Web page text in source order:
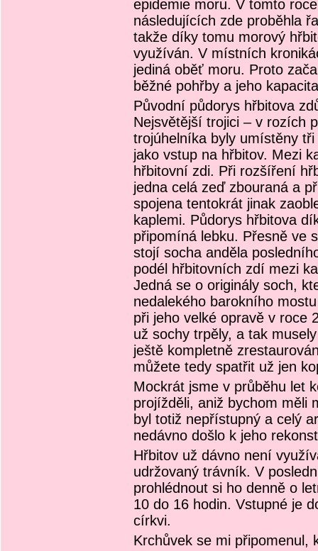
epidemie moru. V tomto
následujících zde proběhla
takže díky tomu morový
využíván. V místních
jediná oběť moru. Proto
běžné pohřby a jeho
Původní půdorys hřbitova
Nejsvětější trojici – v rozích
trojúhelníka byly umístěny
jako vstup na hřbitov. Mezi
hřbitovní zdi. Při rozšíření
jedna celá zeď zbouraná a
spojena tentokrát jinak
kaplemi. Půdorys hřbitova
připomíná lebku. Přesně ve
stojí socha anděla
podél hřbitovních zdí mezi
Jedná se o originály soch,
nedalekého barokního
při jeho velké opravě v roce
už sochy trpěly, a tak
ještě kompletně
můžete tedy spatřit už jen
Mockrát jsme v průběhu let
projížděli, aniž bychom měli
byl totiž nepřístupný a celý
nedávno došlo k jeho
Hřbitov už dávno není
udržovaný trávník. V
prohlédnout si ho denně o
10 do 16 hodin. Vstupné je
církvi.
Krchůvek se mi připomenul,